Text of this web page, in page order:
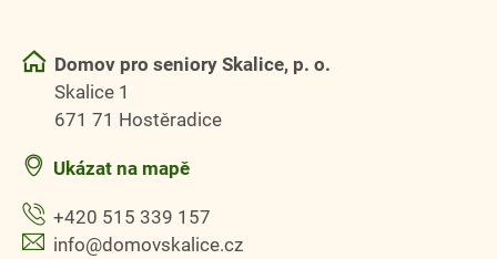
Domov pro seniory Skalice, p. o.
Skalice 1
671 71 Hostěradice
Ukázat na mapě
+420 515 339 157
info@domovskalice.cz